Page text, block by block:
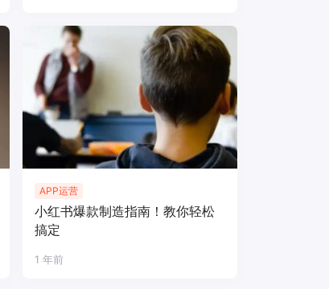
APP运营
小红书爆款制造指南！教你轻松
搞定
1 年前